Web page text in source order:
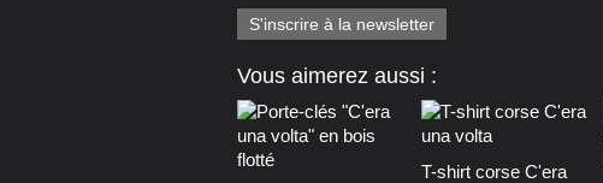
S'inscrire à la newsletter
Vous aimerez aussi :
T-shirt corse C'era